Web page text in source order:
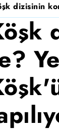
dizisinin